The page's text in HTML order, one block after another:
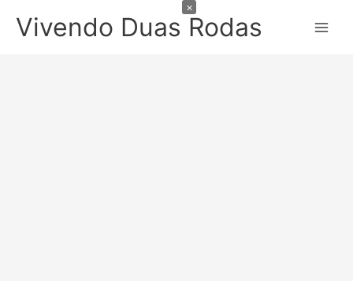
paraVivendo Duas Rodas
×